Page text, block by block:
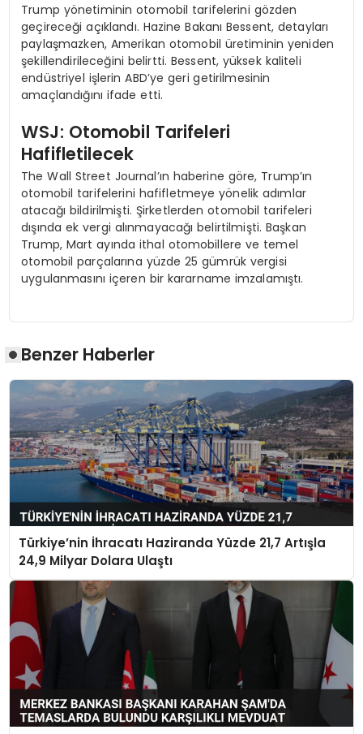
Trump yönetiminin otomobil tarifelerini gözden
geçireceği açıklandı. Hazine Bakanı Bessent, detayları
paylaşmazken, Amerikan otomobil üretiminin yeniden
şekillendirileceğini belirtti. Bessent, yüksek kaliteli
endüstriyel işlerin ABD’ye geri getirilmesinin
amaçlandığını ifade etti.
WSJ: Otomobil Tarifeleri
Hafifletilecek
The Wall Street Journal’ın haberine göre, Trump’ın
otomobil tarifelerini hafifletmeye yönelik adımlar
atacağı bildirilmişti. Şirketlerden otomobil tarifeleri
dışında ek vergi alınmayacağı belirtilmişti. Başkan
Trump, Mart ayında ithal otomobillere ve temel
otomobil parçalarına yüzde 25 gümrük vergisi
uygulanmasını içeren bir kararname imzalamıştı.
Benzer Haberler
Türkiye’nin İhracatı Haziranda Yüzde 21,7 Artışla
24,9 Milyar Dolara Ulaştı